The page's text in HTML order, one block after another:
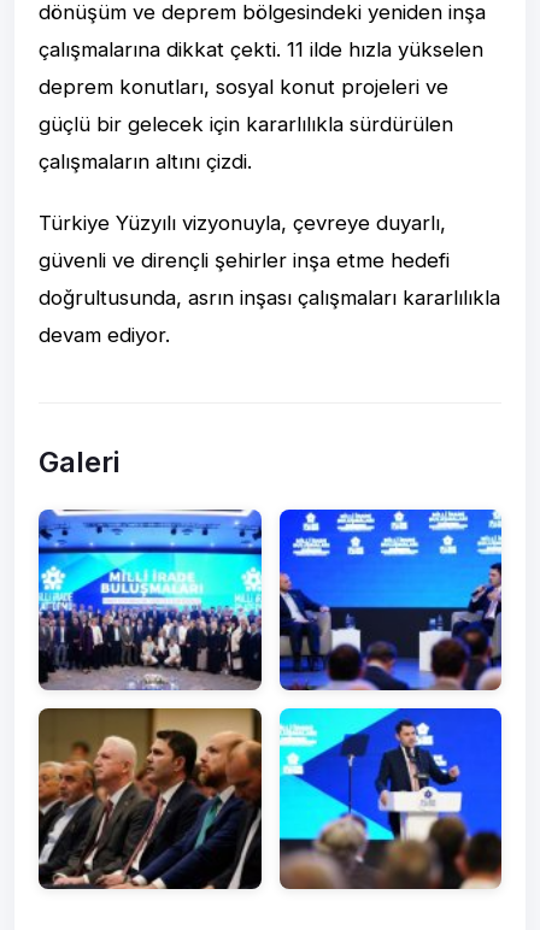
dönüşüm ve deprem bölgesindeki yeniden inşa
çalışmalarına dikkat çekti. 11 ilde hızla yükselen
deprem konutları, sosyal konut projeleri ve
güçlü bir gelecek için kararlılıkla sürdürülen
çalışmaların altını çizdi.
Türkiye Yüzyılı vizyonuyla, çevreye duyarlı,
güvenli ve dirençli şehirler inşa etme hedefi
doğrultusunda, asrın inşası çalışmaları kararlılıkla
devam ediyor.
Galeri